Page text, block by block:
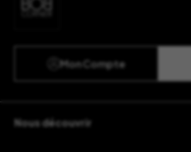
Mon Compte
Nous découvrir